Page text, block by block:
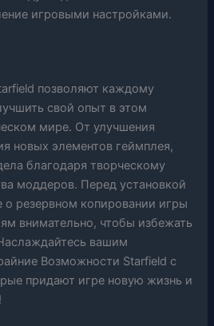
игровыми настройками.
позволяют каждому
свой опыт в этом
мире. От улучшения
новых элементов геймплея,
благодаря творческому
моддеров. Перед установкой
о резервном копировании игры
внимательно, чтобы избежать
вашим
Возможности Starfield с
придают игре новую жизнь и